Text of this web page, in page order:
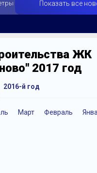
Показать все
ЖК
2017 год
Март Февраль
2016-й год